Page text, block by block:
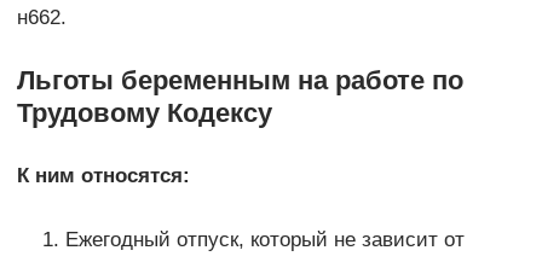
н662.
Льготы беременным на работе по
Трудовому Кодексу
К ним относятся:
Ежегодный отпуск, который не зависит от